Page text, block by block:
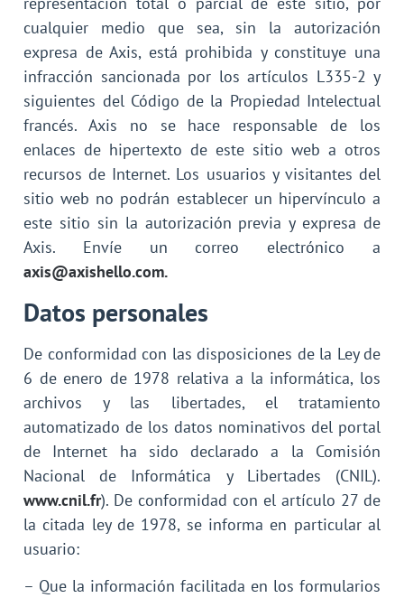
cualquier medio que sea, sin la autorización
expresa de Axis, está prohibida y constituye una
infracción sancionada por los artículos L335-2 y
siguientes del Código de la Propiedad Intelectual
francés. Axis no se hace responsable de los
enlaces de hipertexto de este sitio web a otros
recursos de Internet. Los usuarios y visitantes del
sitio web no podrán establecer un hipervínculo a
este sitio sin la autorización previa y expresa de
Axis. Envíe un correo electrónico a
axis@axishello.com.
Datos personales
De conformidad con las disposiciones de la Ley de
6 de enero de 1978 relativa a la informática, los
archivos y las libertades, el tratamiento
automatizado de los datos nominativos del portal
de Internet ha sido declarado a la Comisión
Nacional de Informática y Libertades (CNIL).
www.cnil.fr). De conformidad con el artículo 27 de
la citada ley de 1978, se informa en particular al
usuario:
– Que la información facilitada en los formularios